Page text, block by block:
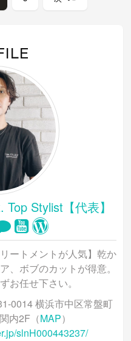
Stylist【代表】
ートメントが人気】乾か
、ボブのカットが得意。
お任せ下さい。
0014 横浜市中区常盤町
内2F（MAP）
slnH000443237/